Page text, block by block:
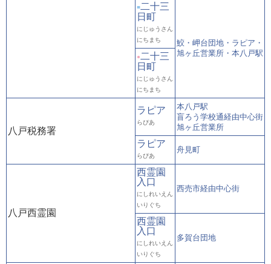
■二十三
日町
にじゅうさん
にちまち
鮫・岬台団地・ラピア・
旭ヶ丘営業所・本八戸駅
● 二十三
日町
にじゅうさん
にちまち
八戸税務署
ラピア
らぴあ
本八戸駅
盲ろう学校通経由中心街
旭ヶ丘営業所
ラピア
らぴあ
舟見町
八戸西霊園
西霊園
入口
にしれいえん
いりぐち
西売市経由中心街
西霊園
入口
にしれいえん
いりぐち
多賀台団地